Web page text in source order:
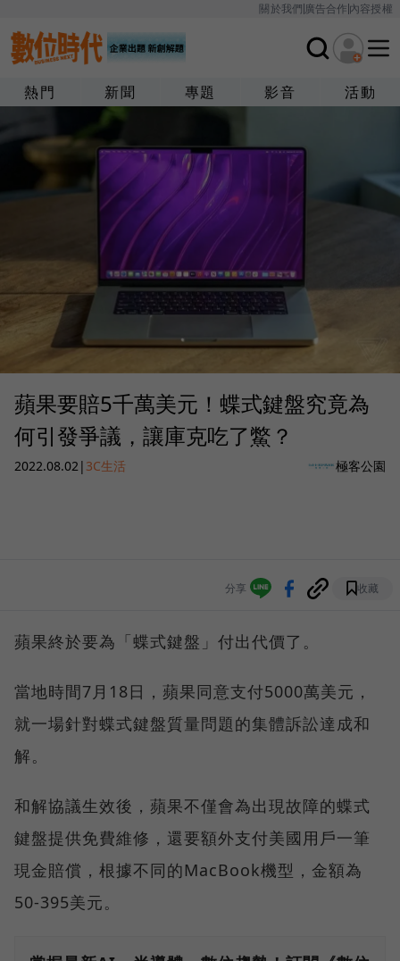
關於我們廣告合作內容授權
熱門 新聞 專題 影音 活動
蘋果要賠5千萬美元！蝶式鍵盤究竟為
何引發爭議，讓庫克吃了鱉？
2022.08.02| 3C生活 極客公園
分享 收藏
蘋果終於要為「蝶式鍵盤」付出代價了。
當地時間7月18日，蘋果同意支付5000萬美元，
就一場針對蝶式鍵盤質量問題的集體訴訟達成和
解。
和解協議生效後，蘋果不僅會為出現故障的蝶式
鍵盤提供免費維修，還要額外支付美國用戶一筆
現金賠償，根據不同的MacBook機型，金額為
50-395美元。